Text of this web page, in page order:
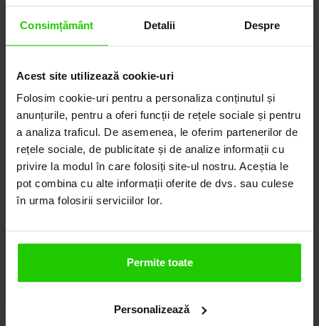
Consimțământ Detalii Despre
Acest site utilizează cookie-uri
Folosim cookie-uri pentru a personaliza conținutul și
anunțurile, pentru a oferi funcții de rețele sociale și pentru
a analiza traficul. De asemenea, le oferim partenerilor de
rețele sociale, de publicitate și de analize informații cu
privire la modul în care folosiți site-ul nostru. Aceștia le
pot combina cu alte informații oferite de dvs. sau culese
în urma folosirii serviciilor lor.
Permite toate
Personalizează
COZETTE - Sediu central(vezi detalii)
Babilonia, Auchan Dr. Taberei, Bucuresti
(vezi detalii)
Descoperă Lumea COZETTE,
LOCUL UNDE STILUL
DEVINE ARTĂ!
COZETTE este destinația ta de top pentru bijuterii
elegante și rafinate, create cu măiestrie și pasiune.
mai sofisticate bijuterii din aur, argint și pietre
prețioase.
Livrare în cutie cadou